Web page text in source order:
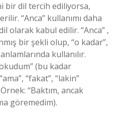
bir dil tercih ediliyorsa,
“Anca” kullanımı daha
olarak kabul edilir. “Anca” ,
bir şekli olup, “o kadar”,
kullanılır.
(bu kadar
“fakat”, “lakin”
“Baktım, ancak
göremedim).